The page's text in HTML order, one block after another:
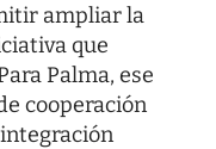
ampliar la
que
Palma, ese
cooperación